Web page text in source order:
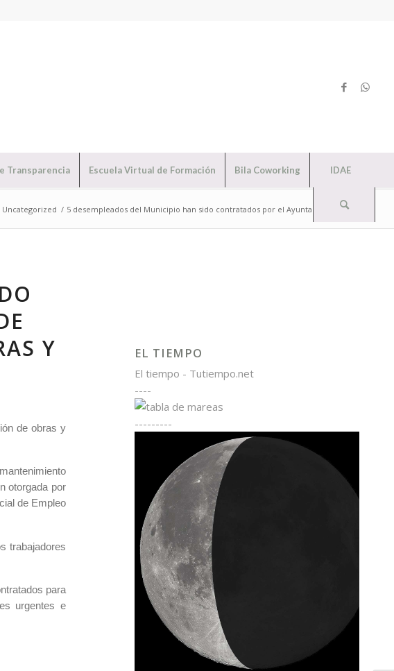
Transparencia Escuela Virtual de Formación Bila Coworking IDAE
Uncategorized / 5 desempleados del Municipio han sido contratados por el Ayuntamiento de...
Y
de obras y
otorgada por
de Empleo
trabajadores
para
urgentes e
EL TIEMPO
El tiempo - Tutiempo.net
----
---------